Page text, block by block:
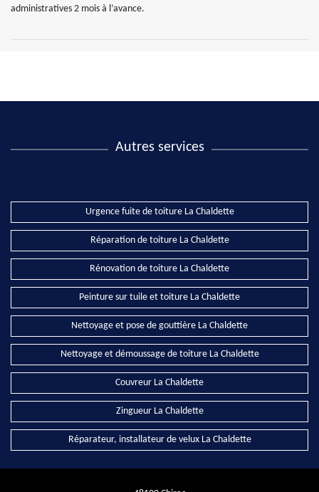
administratives 2 mois à l’avance.
Autres services
Urgence fuite de toiture La Chaldette
Réparation de toiture La Chaldette
Rénovation de toiture La Chaldette
Peinture sur tuile et toiture La Chaldette
Nettoyage et pose de gouttière La Chaldette
Nettoyage et démoussage de toiture La Chaldette
Couvreur La Chaldette
Zingueur La Chaldette
Réparateur, installateur de velux La Chaldette